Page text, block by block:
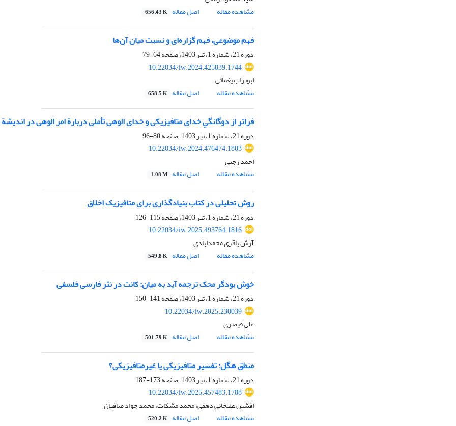
مشاهده مقاله
اصل مقاله 656.43 K
فهم موضوعی، فهم گزاره‌ای و نسبت میان آن‌ها
دوره 21، شماره 1، تیر 1403، صفحه
64-79
10.22034/iw.2024.425839.1744
ابوتراب یغمائی
مشاهده مقاله
اصل مقاله 658.5 K
فراتر از دوگانگیِ خدای متافیزیکی و خدای الوهی تأملی دربارة امر الوهی در
دوره 21، شماره 1، تیر 1403، صفحه
80-96
10.22034/iw.2024.476474.1803
احمد رجبی
مشاهده مقاله
اصل مقاله 1.08 M
روش تحلیلی در کتاب بنیادگذاری برای متافیزیک اخلاق
دوره 21، شماره 1، تیر 1403، صفحه
115-126
10.22034/iw.2025.493764.1816
آرش باقری محمدابادی
مشاهده مقاله
اصل مقاله 549.8 K
خوش بودگر محک ترجمه آید به میان: کانت در نثر فارسی فلسفی
دوره 21، شماره 1، تیر 1403، صفحه
141-150
10.22034/iw.2025.230039
علی قیصری
مشاهده مقاله
اصل مقاله 501.79 K
منطق هگل: تفسیر متافیزیکی یا غیرمتافیزیکی؟
دوره 21، شماره 1، تیر 1403، صفحه
173-187
10.22034/iw.2025.457483.1788
افشین علیخانی دهقی، محمد مشکات، محمد جواد صافیان
مشاهده مقاله
اصل مقاله 520.2 K